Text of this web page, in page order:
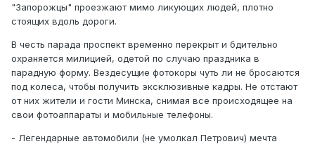
"Запорожцы" проезжают мимо ликующих людей, плотно
стоящих вдоль дороги.
В честь парада проспект временно перекрыт и бдительно
охраняется милицией, одетой по случаю праздника в
парадную форму. Вездесущие фотокоры чуть ли не бросаются
под колеса, чтобы получить эксклюзивные кадры. Не отстают
от них жители и гости Минска, снимая все происходящее на
свои фотоаппараты и мобильные телефоны.
- Легендарные автомобили (не умолкал Петрович) мечта